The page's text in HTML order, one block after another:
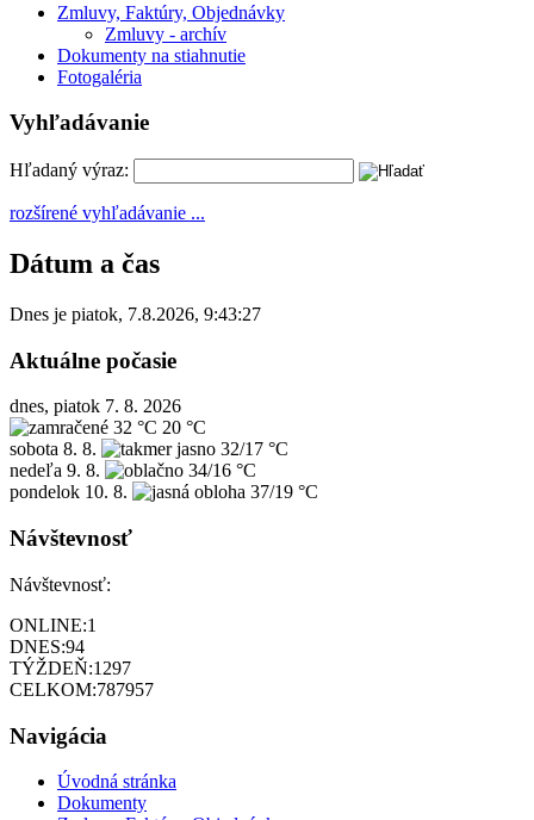
Zmluvy, Faktúry, Objednávky
Zmluvy - archív
Dokumenty na stiahnutie
Fotogaléria
Vyhľadávanie
Hľadaný výraz:
rozšírené vyhľadávanie ...
Dátum a čas
Dnes je piatok, 7.8.2026, 9:43:27
Aktuálne počasie
dnes, piatok 7. 8. 2026
32 °C 20 °C
sobota 8. 8.
32/17 °C
nedeľa 9. 8.
34/16 °C
pondelok 10. 8. 37/19 °C
Návštevnosť
Návštevnosť:
ONLINE:1
DNES:94
TÝŽDEŇ:1297
CELKOM:787957
Navigácia
Úvodná stránka
Dokumenty